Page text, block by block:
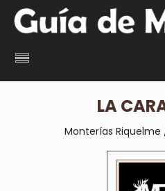
LA
Monterías Riquelme